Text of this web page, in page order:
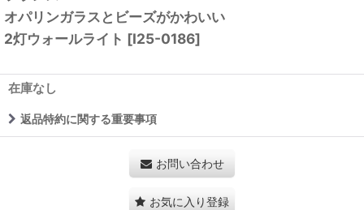
オパリンガラスとビーズがかわいい
2灯ウォールライト [I25-0186]
在庫なし
返品特約に関する重要事項
お問い合わせ
お気に入り登録